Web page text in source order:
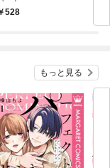
528
もっと見る